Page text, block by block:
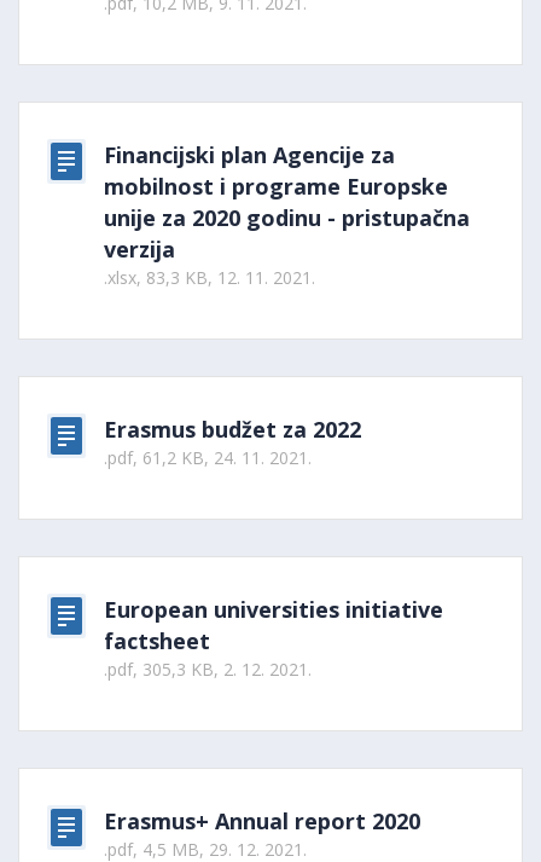
Financijski plan Agencije za
mobilnost i programe Europske
unije za 2020 godinu - pristupačna
verzija
.xlsx, 83,3 KB, 12. 11. 2021.
Erasmus budžet za 2022
.pdf, 61,2 KB, 24. 11. 2021.
European universities initiative
factsheet
.pdf, 305,3 KB, 2. 12. 2021.
Erasmus+ Annual report 2020
.pdf, 4,5 MB, 29. 12. 2021.